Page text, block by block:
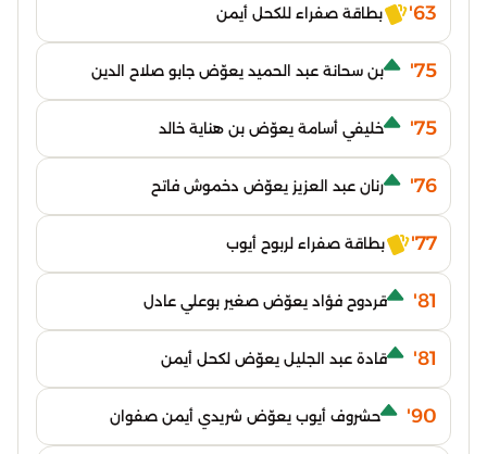
63' بطاقة صفراء للكحل أيمن
75' بن سحانة عبد الحميد يعوّض جابو صلاح الدين
75' خليفي أسامة يعوّض بن هناية خالد
76' رنان عبد العزيز يعوّض دخموش فاتح
77' بطاقة صفراء لربوح أيوب
81' قردوح فؤاد يعوّض صغير بوعلي عادل
81' قادة عبد الجليل يعوّض لكحل أيمن
90' حشروف أيوب يعوّض شريدي أيمن صفوان